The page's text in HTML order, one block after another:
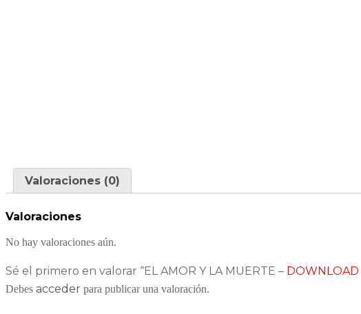
Valoraciones (0)
Valoraciones
No hay valoraciones aún.
Sé el primero en valorar “EL AMOR Y LA MUERTE – DOWNLOAD
Debes acceder para publicar una valoración.